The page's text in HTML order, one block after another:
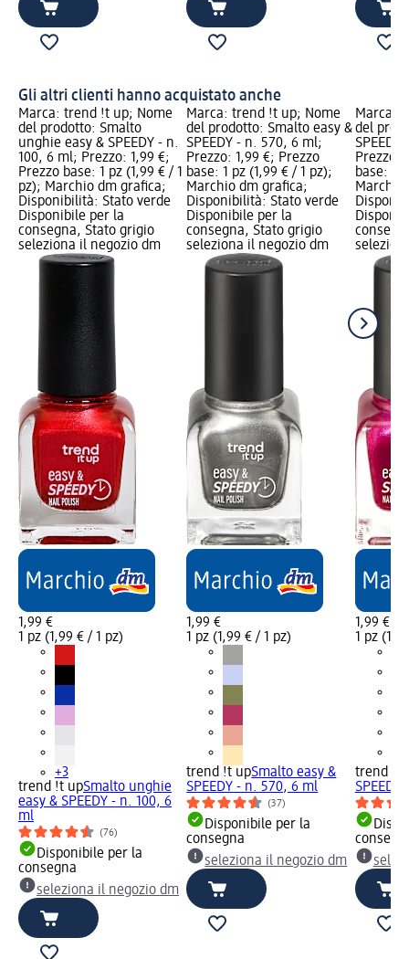
Gli altri clienti hanno acquistato anche
Marca: trend !t up; Nome
del prodotto: Smalto
unghie easy & SPEEDY - n.
100, 6 ml; Prezzo: 1,99 €;
Prezzo base: 1 pz (1,99 € / 1
pz); Marchio dm grafica;
Disponibilità: Stato verde
Disponibile per la
consegna, Stato grigio
seleziona il negozio dm
1,99 €
1 pz (1,99 € / 1 pz)
+3
trend !t upSmalto unghie
easy & SPEEDY - n. 100, 6
ml
(76)
Disponibile per la
consegna
seleziona il negozio dm
Marca: trend !t up; Nome
del prodotto: Smalto easy &
SPEEDY - n. 570, 6 ml;
Prezzo: 1,99 €; Prezzo
base: 1 pz (1,99 € / 1 pz);
Marchio dm grafica;
Disponibilità: Stato verde
Disponibile per la
consegna, Stato grigio
seleziona il negozio dm
1,99 €
1 pz (1,99 € / 1 pz)
trend !t upSmalto easy &
SPEEDY - n. 570, 6 ml
(37)
Disponibile per la
consegna
seleziona il negozio dm
Marca:
del
Prezzo:
base: 1
Marchio
1,99 €
1 pz
trend !t